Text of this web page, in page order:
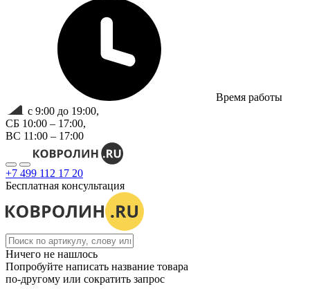
Время работы
с 9:00 до 19:00,
СБ 10:00 – 17:00,
ВС 11:00 – 17:00
+7 499 112 17 20
Бесплатная консультация
Ничего не нашлось
Попробуйте написать название товара
по-другому или сократить запрос